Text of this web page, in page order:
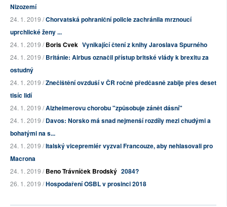
Nizozemí
24. 1. 2019 /Chorvatská pohraniční policie zachránila mrznoucí
uprchlické ženy ...
24. 1. 2019 /Boris Cvek Vynikající čtení z knihy Jaroslava Spurného
24. 1. 2019 /Británie: Airbus označil přístup britské vlády k brexitu za
ostudný
24. 1. 2019 /Znečištění ovzduší v ČR ročně předčasně zabije přes deset
tisíc lidí
24. 1. 2019 /Alzheimerovu chorobu "způsobuje zánět dásní"
24. 1. 2019 /Davos: Norsko má snad nejmenší rozdíly mezi chudými a
bohatými na s...
24. 1. 2019 /Italský vicepremiér vyzval Francouze, aby nehlasovali pro
Macrona
24. 1. 2019 /Beno Trávníček Brodský 2084?
26. 1. 2019 /Hospodaření OSBL v prosinci 2018